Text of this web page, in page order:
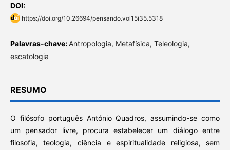
DOI:
https://doi.org/10.26694/pensando.vol15i35.5318
Palavras-chave:Antropologia, Metafísica, Teleologia,
escatologia
RESUMO
O filósofo português António Quadros, assumindo-se como
um pensador livre, procura estabelecer um diálogo entre
filosofia, teologia, ciência e espiritualidade religiosa, sem